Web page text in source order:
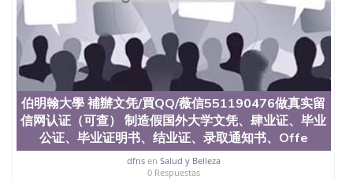
伯明翰大學 補辦文凭/買QQ/薇信551190476做真实留
信网认证（可查） 制造假国外大学文凭、肆业证、毕业
公证、毕业证明书、结业证、录取通知书、Offe
dfnsen Salud y Belleza
0 Respuestas